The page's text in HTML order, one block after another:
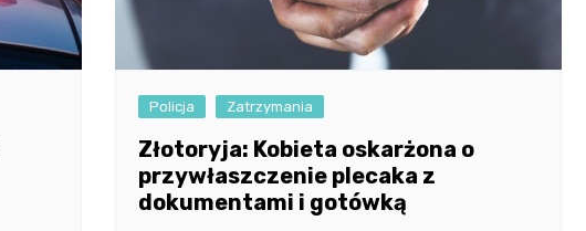
Policja Zatrzymania
Złotoryja: Kobieta oskarżona o
przywłaszczenie plecaka z
dokumentami i gotówką